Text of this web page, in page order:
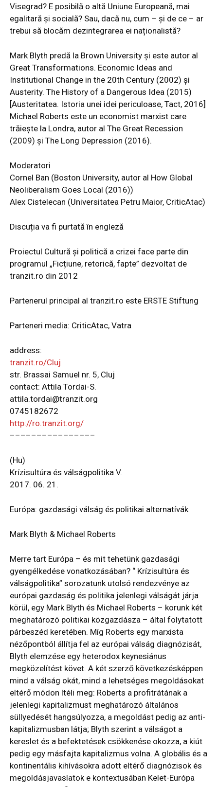
Visegrad? E posibilă o altă Uniune Europeană, mai
egalitară și socială? Sau, dacă nu, cum – și de ce – ar
trebui să blocăm dezintegrarea ei naționalistă?
Mark Blyth predă la Brown University și este autor al
Great Transformations. Economic Ideas and
Institutional Change in the 20th Century (2002) și
Austerity. The History of a Dangerous Idea (2015)
[Austeritatea. Istoria unei idei periculoase, Tact, 2016]
Michael Roberts este un economist marxist care
trăiește la Londra, autor al The Great Recession
(2009) și The Long Depression (2016).
Moderatori
Cornel Ban (Boston University, autor al How Global
Neoliberalism Goes Local (2016))
Alex Cistelecan (Universitatea Petru Maior, CriticAtac)
Discuția va fi purtată în engleză
Proiectul Cultură și politică a crizei face parte din
programul „Ficțiune, retorică, fapte” dezvoltat de
tranzit.ro din 2012
Partenerul principal al tranzit.ro este ERSTE Stiftung
Parteneri media: CriticAtac, Vatra
address:
tranzit.ro/Cluj
str. Brassai Samuel nr. 5, Cluj
contact: Attila Tordai-S.
attila.tordai@tranzit.org
0745182672
http://ro.tranzit.org/
––––––––––––––––
(Hu)
Krízisultúra és válságpolitika V.
2017. 06. 21.
Európa: gazdasági válság és politikai alternatívák
Mark Blyth & Michael Roberts
Merre tart Európa – és mit tehetünk gazdasági
gyengélkedése vonatkozásában? “ Krízisultúra és
válságpolitika” sorozatunk utolsó rendezvénye az
európai gazdaság és politika jelenlegi válságát járja
körül, egy Mark Blyth és Michael Roberts – korunk két
meghatározó politikai közgazdásza – által folytatott
párbeszéd keretében. Míg Roberts egy marxista
nézőpontból állítja fel az európai válság diagnózisát,
Blyth elemzése egy heterodox keynesiánus
megközelítést követ. A két szerző következésképpen
mind a válság okát, mind a lehetséges megoldásokat
eltérő módon ítéli meg: Roberts a profitrátának a
jelenlegi kapitalizmust meghatározó általános
süllyedését hangsúlyozza, a megoldást pedig az anti-
kapitalizmusban látja; Blyth szerint a válságot a
kereslet és a befektetések csökkenése okozza, a kiút
pedig egy másfajta kapitalizmus volna. A globális és a
kontinentális kihívásokra adott eltérő diagnózisok és
megoldásjavaslatok e kontextusában Kelet-Európa